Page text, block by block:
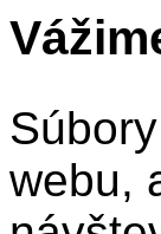
webu,